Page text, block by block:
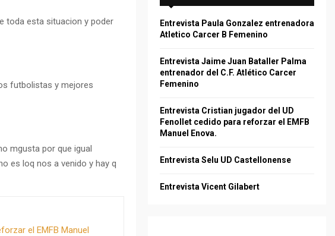
toda esta situacion y poder
futbolistas y mejores
mgusta por que igual
es loq nos a venido y hay q
el EMFB Manuel
r
:
A
R
Entrevista Paula Gonzalez entrenadora
Atletico Carcer B Femenino
Entrevista Jaime Juan Bataller Palma
entrenador del C.F. Atlético Carcer
Femenino
Entrevista Cristian jugador del UD
Fenollet cedido para reforzar el EMFB
Manuel Enova.
Entrevista Selu UD Castellonense
Entrevista Vicent Gilabert